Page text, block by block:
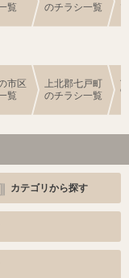
覧
のチラシ一覧
市区
覧
上北郡七戸町
のチラシ一覧
カテゴリから探す